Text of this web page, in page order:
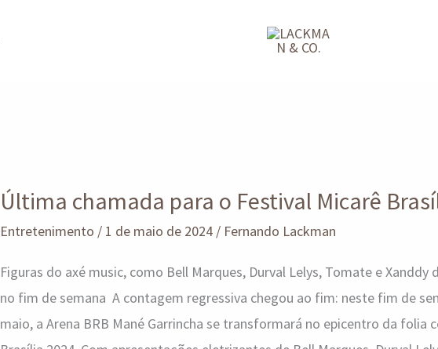
Última chamada para o Festival Micarê
Entretenimento / 1 de maio de 2024 / Fernando Lackman
Figuras do axé music, como Bell Marques, Durval Lelys, Tomate e Xanddy
no fim de semana A contagem regressiva chegou ao fim: neste fim de
maio, a Arena BRB Mané Garrincha se transformará no epicentro da folia
para
o
Micarê
Brasília